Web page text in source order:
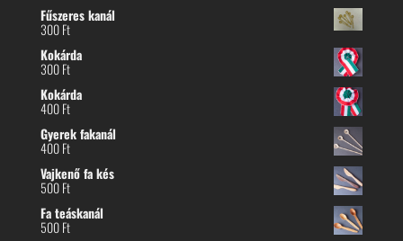
-
Fűszeres kanál
300Ft
Kokárda
300Ft
Kokárda
400Ft
Gyerek fakanál
400Ft
Vajkenő fa kés
500Ft
Fa teáskanál
500Ft